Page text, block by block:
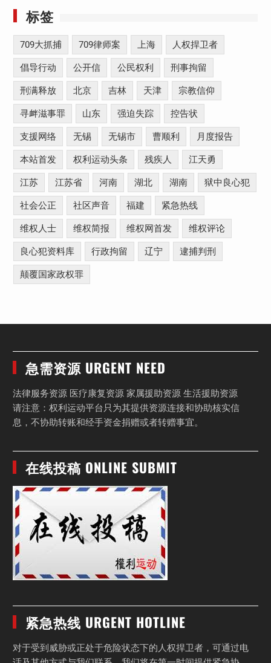
标签
709大抓捕 709律师案 上海 人权捍卫者
倡导行动 公开信 公民权利 刑事拘留
刑满释放 北京 吉林 天津 宗教信仰
寻衅滋事罪 山东 强迫失踪 控告状
支援网络 无锡 无锡市 曹顺利 月度报告
本站首发 权利运动头条 残疾人 江天勇
江苏 江苏省 河南 湖北 湖南 狱中良心犯
社会公正 社区声音 福建 紧急热线
维权人士 维权简报 维权网首发 维权评论
良心犯资料库 行政拘留 辽宁 逮捕判刑
颠覆国家政权罪
急需资源 URGENT NEED
法律服务资源 医疗康复资源 家属援助资源 生活援助资源
请注意：权利运动平台只为其提供资源连接和协助核实信
息，不协助转账和经手资金捐赠或者转赠事宜。
在线投稿 ONLINE SUBMIT
紧急热线 URGENT HOTLINE
对于受到威胁或正处于危险状态下的人权捍卫者，可通过电